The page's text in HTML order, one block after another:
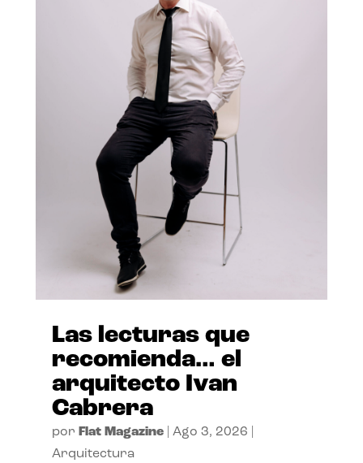
Las lecturas que
recomienda… el
arquitecto Ivan
Cabrera
por Flat Magazine| Ago 3, 2026
Arquitectura